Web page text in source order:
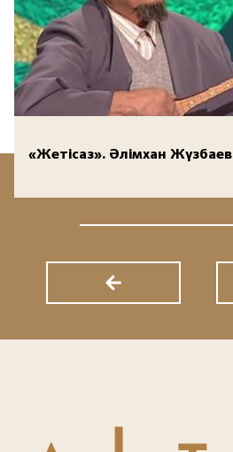
«Жетісаз». Әлімхан Жүзбаев